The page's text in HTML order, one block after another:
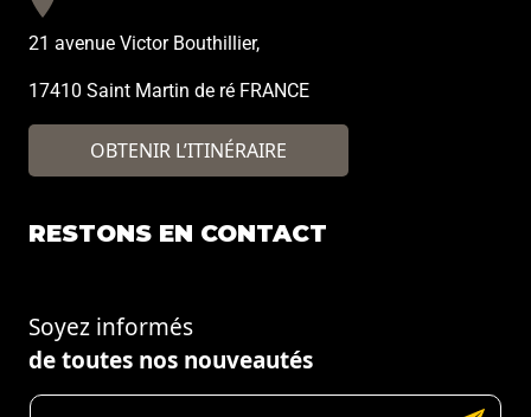
21 avenue Victor Bouthillier,
17410 Saint Martin de ré FRANCE
OBTENIR L’ITINÉRAIRE
RESTONS EN CONTACT
Soyez informés
de toutes nos nouveautés